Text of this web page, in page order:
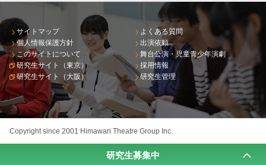
サイトマップ
個人情報保護方針
このサイトについて
研究生サイト（東京）
研究生サイト（大阪）
よくある質問
出演依頼
舞台公演・児童青少年演劇
採用情報
研究生管理
Copyright since 2001 Himawari Theatre Group Inc.
研究生募集中